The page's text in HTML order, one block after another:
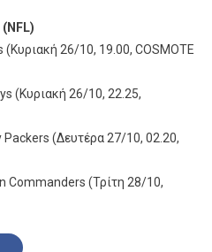
(NFL)
26/10, 19.00, COSMOTE
(Κυριακή 26/10, 22.25,
(Δευτέρα 27/10, 02.20,
Commanders (Τρίτη 28/10,